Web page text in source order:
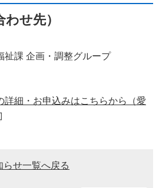
せ先）
祉課 企画・調整グループ
詳細・お申込みはこちらから（愛
らせ一覧へ戻る